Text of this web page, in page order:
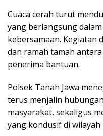
Cuaca cerah turut
yang berlangsung
kebersamaan. Kegiatan
dan ramah tamah
penerima bantuan.
Polsek Tanah Jawa
terus menjalin
masyarakat, sekaligus
yang kondusif di